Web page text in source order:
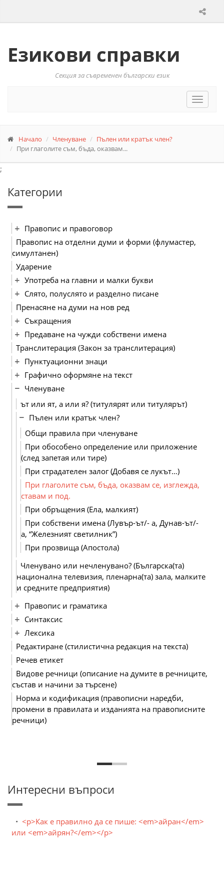
Езикови справки
Секция за съвременен български език
Toggle
Начало Членуване
Пълен или кратък член?
При глаголите съм, бъда, оказвам...
;
Категории
Правопис и правоговор
Правопис на отделни думи и форми (флумастер,
симултанен)
Ударение
Употреба на главни и малки букви
Слято, полуслято и разделно писане
Пренасяне на думи на нов ред
Съкращения
Предаване на чужди собствени имена
Транслитерация (Закон за транслитерация)
Пунктуационни знаци
Графично оформяне на текст
Членуване
ът или ят, а или я? (титулярят или титулярът)
Пълен или кратък член?
Общи правила при членуване
При обособено определение или приложение
(след запетая или тире)
При страдателен залог (Добавя се лукът…)
При глаголите съм, бъда, оказвам се, изглежда,
ставам и под.
При обръщения (Ела, малкият)
При собствени имена (Лувър-ът/- а, Дунав-ът/-
а, “Железният светилник”)
При прозвища (Апостола)
Членувано или нечленувано? (Българска(та)
национална телевизия, пленарна(та) зала, малките
и средните предприятия)
Правопис и граматика
Синтаксис
Лексика
Редактиране (стилистична редакция на текста)
Речев етикет
Видове речници (описание на думите в речниците,
състав и начини за търсене)
Норма и кодификация (правописни наредби,
промени в правилата и изданията на правописните
речници)
Интересни въпроси
<p>Как е правилно да се пише: <em>айран</em>
или <em>айрян?</em></p>